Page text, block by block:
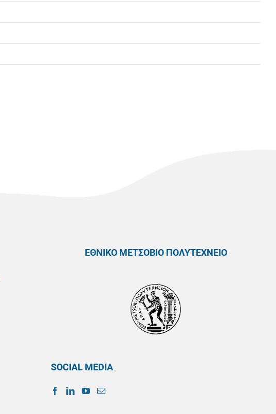
ΕΘΝΙΚΟ ΜΕΤΣΟΒΙΟ ΠΟΛΥΤΕΧΝΕΙΟ
SOCIAL MEDIA